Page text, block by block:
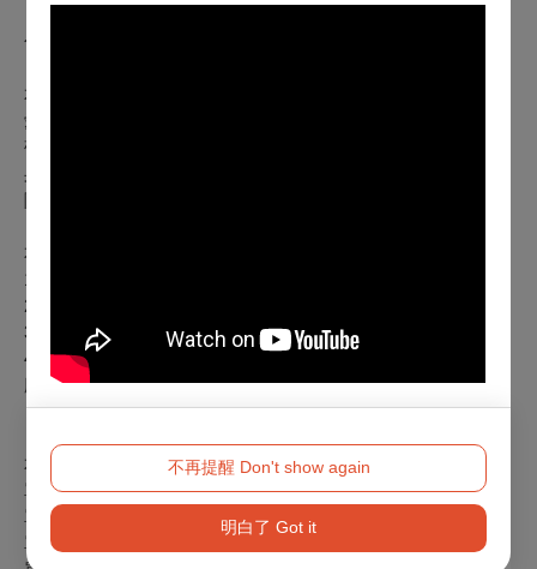
不再提醒 Don't show again
明白了 Got it
化幣支付，每席享優惠票價300元，席次有限，售完為止。
本節目特殊優惠：
愛樂知青享75折(限1張，本節目開放預購即適用)
敬老票：65歲以上長者享5折(需憑證購票與入場)
身心障礙人士及其必要陪同者(限1人)享5折(入場時請出示身心
本節目適用
1.NSO之友生日券
2.兩廳院會員入 / 續會禮券 (廳院人8折、廳院迷5折)
3.兩廳院會員點數兌換禮券 (100元)
4.兩廳院2021和你在藝起購票禮券 (廳院人8折、廳院迷5折、
廳院青7折)
本節目團體票購票優惠：
單筆訂單 20 張(含)以上 85 折
單筆訂單 50 張(含)以上 8 折
單筆訂單 100 張(含)以上 75 折